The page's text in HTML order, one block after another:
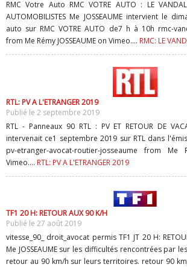
RMC Votre Auto RMC VOTRE AUTO : LE
AUTOMOBILISTES Me JOSSEAUME intervient le
auto sur RMC VOTRE AUTO de7 h à 10h rmc-
from Me Rémy JOSSEAUME on Vimeo.... RMC: LE
RTL: PV A L'ETRANGER 2019
Publié le 2 septembre 2019
RTL - Panneaux 90 RTL : PV ET RETOUR DE
intervenait ce1 septembre 2019 sur RTL dans
pv-etranger-avocat-routier-josseaume from Me
Vimeo.... RTL: PV A L'ETRANGER 2019
TF1 20 H: RETOUR AUX 90 K/H
Publié le 27 août 2019
vitesse_90_ droit_avocat permis TF1 JT 20 H:
Me JOSSEAUME sur les difficultés rencontrées par
retour au 90 km/h sur leurs territoires. retour 90